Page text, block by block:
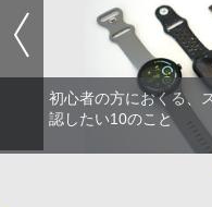
初心者の方におくる、
認したい10のこと